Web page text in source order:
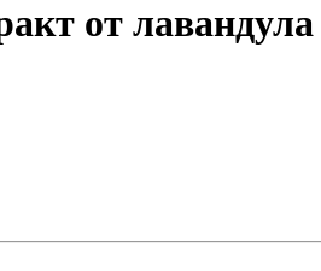
от лавандула